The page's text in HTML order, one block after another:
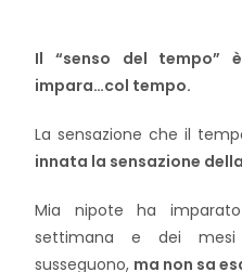
Il “senso del tempo”
impara…col tempo.
La sensazione che il
innata la sensazione
Mia nipote ha
settimana e dei
susseguono, ma non sa